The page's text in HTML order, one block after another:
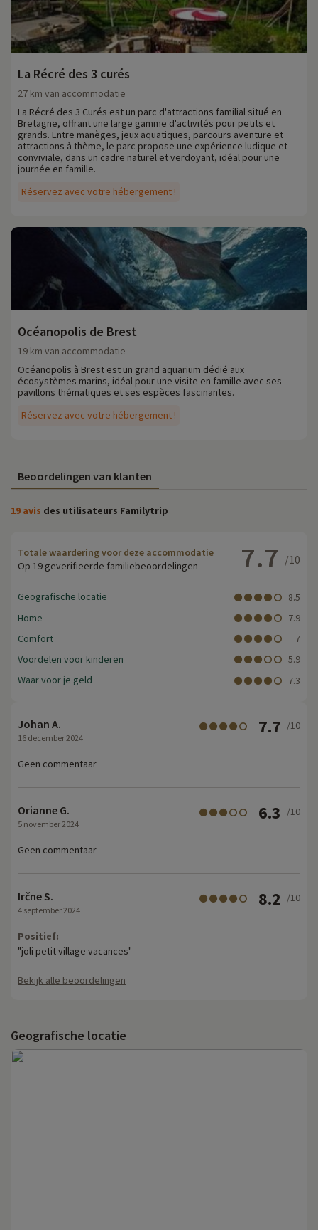
La Récré des 3 curés
Réservez avec votre hébergement !
27 km van accommodatie
La Récré des 3 Curés est un parc d'attractions familial situé en
Bretagne, offrant une large gamme d'activités pour petits et
grands. Entre manèges, jeux aquatiques, parcours aventure et
attractions à thème, le parc propose une expérience ludique et
conviviale, dans un cadre naturel et verdoyant, idéal pour une
journée en famille.
Océanopolis de Brest
Réservez avec votre hébergement !
19 km van accommodatie
Océanopolis à Brest est un grand aquarium dédié aux
écosystèmes marins, idéal pour une visite en famille avec ses
pavillons thématiques et ses espèces fascinantes.
Beoordelingen van klanten
19 avis des utilisateurs Familytrip
Totale waardering voor deze accommodatie
Op 19 geverifieerde familiebeoordelingen
7.7 /10
Geografische locatie
8.5
Home
7.9
Comfort
7
Voordelen voor kinderen
5.9
Waar voor je geld
7.3
Johan A.
16 december 2024
7.7 /10
Geen commentaar
Orianne G.
5 november 2024
6.3 /10
Geen commentaar
Irčne S.
4 september 2024
8.2 /10
Positief:
"joli petit village vacances"
Bekijk alle beoordelingen
Geografische locatie